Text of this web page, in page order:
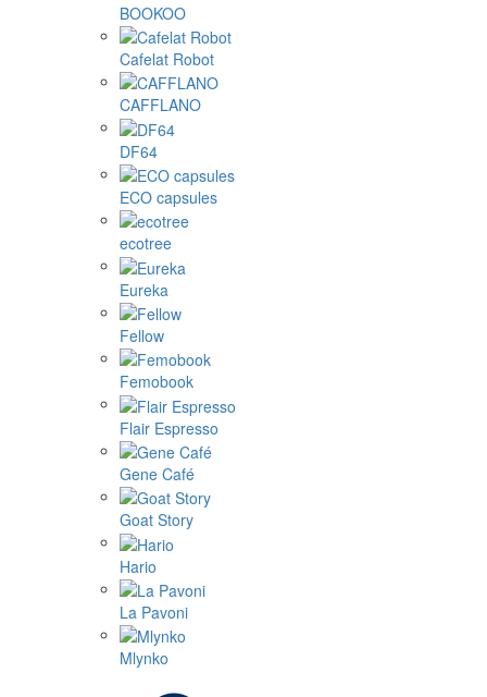
BOOKOO
Cafelat Robot
CAFFLANO
DF64
ECO capsules
ecotree
Eureka
Fellow
Femobook
Flair Espresso
Gene Café
Goat Story
Hario
La Pavoni
Mlynko